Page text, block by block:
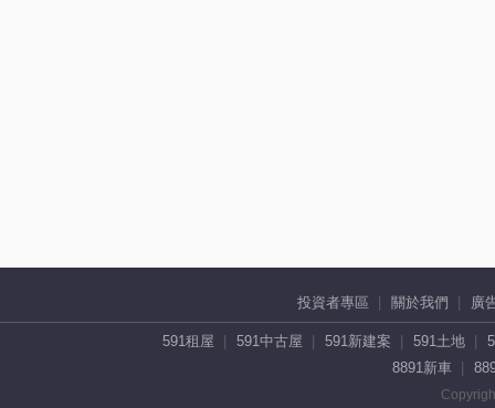
投資者專區 關於我們 廣
591租屋 591中古屋 591新建案 591土地
8891新車